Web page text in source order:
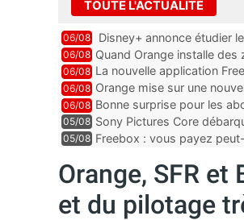
TOUTE L'ACTUALITÉ
06/08 Disney+ annonce étudier
06/08 Quand Orange installe
06/08 La nouvelle application
abonnés Freebox, testez la
06/08 Orange mise sur une
06/08 Bonne surprise pour les
inclus
05/08 Sony Pictures Core
05/08 Freebox : vous payez
Orange, SFR
et du pilotage